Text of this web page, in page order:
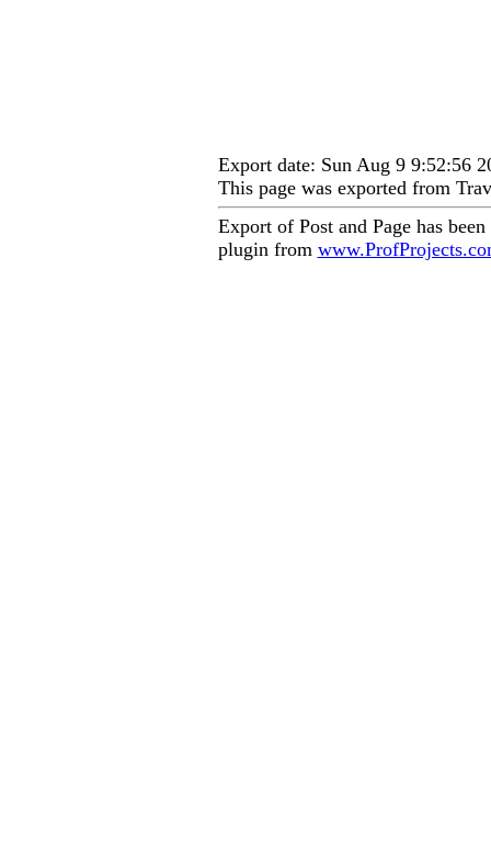
Export date: Sun Aug 9 9:52:56
This page was exported from
Export of Post and Page has
plugin from